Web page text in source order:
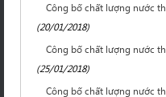
Công bố chất lượng nước
(20/01/2018)
Công bố chất lượng nước
(25/01/2018)
Công bố chất lượng nước